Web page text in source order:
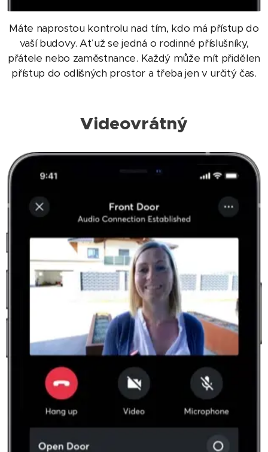
Máte naprostou kontrolu nad tím, kdo má přístup do
vaší budovy. Ať už se jedná o rodinné příslušníky,
přátele nebo zaměstnance. Každý může mít přidělen
přístup do odlišných prostor a třeba jen v určitý čas.
Videovrátný